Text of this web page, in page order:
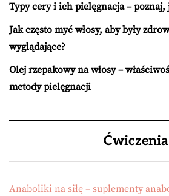
Typy cery i ich pielęgnacja – poznaj,
Jak często myć włosy, aby były
wyglądające?
Olej rzepakowy na włosy –
metody pielęgnacji
Ćwiczenia
Anaboliki na siłę – suplementy